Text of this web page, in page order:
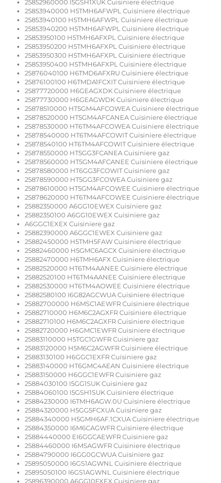
25852960000 I5GSH1XUK Cuisiniere électrique
25853940000 H5TMH6AFWPL Cuisiniere électrique
25853940100 H5TMH6AFWPL Cuisiniere électrique
25853940200 H5TMH6AFWPL Cuisiniere électrique
25853950100 H5TMH6AFXPL Cuisiniere électrique
25853950200 H5TMH6AFXPL Cuisiniere électrique
25853950300 H5TMH6AFXPL Cuisiniere électrique
25853950400 H5TMH6AFXPL Cuisiniere électrique
25876040100 H6TMD6AFXRU Cuisiniere électrique
25876100100 H6TMDA1FCXIT Cuisiniere électrique
25877720000 H6GEAGXDK Cuisiniere électrique
25877730000 H6GEAGWDK Cuisiniere électrique
25878510000 HT5GM4AFCOWEA Cuisiniere électrique
25878520000 HT5GM4AFCANEA Cuisiniere électrique
25878530000 HT6TM4AFCOWEA Cuisiniere électrique
25878540000 HT6TM4AFCOWIT Cuisiniere électrique
25878540100 HT6TM4AFCOWIT Cuisiniere électrique
25878550000 HT5GG3FCANEA Cuisiniere gaz
25878560000 HT5GM4AFCANEE Cuisiniere électrique
25878580000 HT6GG3FCOWIT Cuisiniere gaz
25878590000 HT5GG3FCOWEA Cuisiniere gaz
25878610000 HT5GM4AFCOWEE Cuisiniere électrique
25878620000 HT6TM4AFCOWEE Cuisiniere électrique
25882350000 A6GG10EWEX Cuisiniere gaz
25882350100 A6GG10EWEX Cuisiniere gaz
A6GGC1EXEX Cuisiniere gaz
25882390000 A6GGC1EWEX Cuisiniere gaz
25882450000 H5TMH5FAW Cuisiniere électrique
25882460000 H5GMC6AGCX Cuisiniere électrique
25882470000 H6TMH6AFX Cuisiniere électrique
25882520000 HT6TM4AANEE Cuisiniere électrique
25882520100 HT6TM4AANEE Cuisiniere électrique
25882530000 HT6TM4AOWEE Cuisiniere électrique
25882580100 I6G82AGCWUA Cuisiniere électrique
25882700000 H6MSC1AEWFR Cuisiniere électrique
25882710000 H6M6C2AGXFR Cuisiniere électrique
25882710100 H6M6C2AGXFR Cuisiniere électrique
25882720000 H6GMC1EWFR Cuisiniere électrique
25883110000 H5TGC1GWFR Cuisiniere gaz
25883120000 H5M6C2AGWFR Cuisiniere électrique
25883130100 H6GGC1EXFR Cuisiniere gaz
25883140000 HT6GMC4AEAN Cuisiniere électrique
25883150000 H6GGC1EWFR Cuisiniere gaz
25884030100 I5GG1SUK Cuisiniere gaz
25884060100 I5GSH1SUK Cuisiniere électrique
25884230000 I6TMH6AGW.0U Cuisiniere électrique
25884320000 H5GG5FCXUA Cuisiniere gaz
25884340000 H5GMH6AF.1CXUA Cuisiniere électrique
25884350000 I6M6CAGWFR Cuisiniere électrique
25884440000 EI6GGCAEWFR Cuisiniere gaz
25884460000 I6MSAGWFR Cuisiniere électrique
25884790000 I6GG0GCWUA Cuisiniere gaz
25895050000 I6GS1AGWNL Cuisiniere électrique
25895050100 I6GS1AGWNL Cuisiniere électrique
25896390000 A6GG10FXEX Cuisiniere gaz